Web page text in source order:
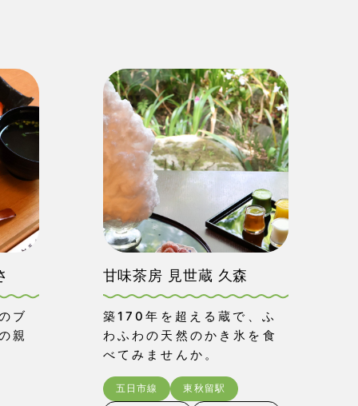
ブ
親
甘味茶房 見世蔵 久森
築170年を超える蔵で、ふ
わふわの天然のかき氷を食
べてみませんか。
五日市線 東秋留駅